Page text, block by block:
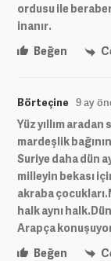
ordusu ile
inanır.
Beğen
Börteçine 9 ay
Yüz yıllım
mardeşlik
Suriye daha dün
milleyin bekası
akraba
halk aynı
Arapça
Beğen